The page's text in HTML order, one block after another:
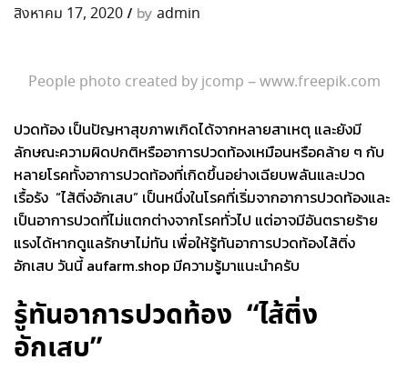
สิงหาคม 17, 2020/ by admin
People photo created by jcomp – www.freepik.com
ปวดท้อง เป็นปัญหาสุขภาพเกิดได้จากหลายสาเหตุ และยังมี
ลักษณะความผิดปกติหรืออาการปวดท้องเหมือนหรือคล้าย ๆ กับ
หลายโรคทั้งอาการปวดท้องที่เกิดขึ้นอย่างเฉียบพลันและปวด
เรื้อรัง “ไส้ติ่งอักเสบ” เป็นหนึ่งในโรคที่เริ่มจากอาการปวดท้องและ
เป็นอาการปวดที่ไม่แตกต่างจากโรคทั่วไป แต่อาจมีอันตรายร้าย
แรงได้หากดูแลรักษาไม่ทัน เพื่อให้รู้ทันอาการปวดท้องไส้ติ่ง
อักเสบ วันนี้ aufarm.shop มีความรู้มาแนะนำครับ
รู้ทันอาการปวดท้อง “ไส้ติ่ง
อักเสบ”